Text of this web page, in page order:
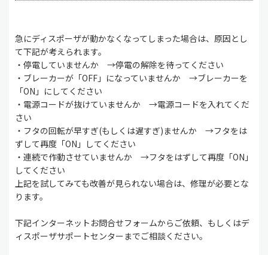
急にディスポーザが動かなくなってしまった場合は、原因とし
て下記が考えられます。
・停電していませんか →停電の解除を待ってください
・ブレーカーが「OFF」になっていませんか →ブレーカーを
「ON」にしてください
・電源コードが抜けていませんか →電源コードを入れてくだ
さい
・フタの回転が早すぎ(もしくは遅すぎ)ませんか →フタをは
ずして再度「ON」してください
・連続で作動させていませんか →フタをはずして再度「ON」
してください
上記を試してみても改善が見られない場合は、修理が必要とな
ります。
下記インターネットお問合せフォームからご依頼、もしくはデ
ィスポーザサポートセンターまでご相談ください。